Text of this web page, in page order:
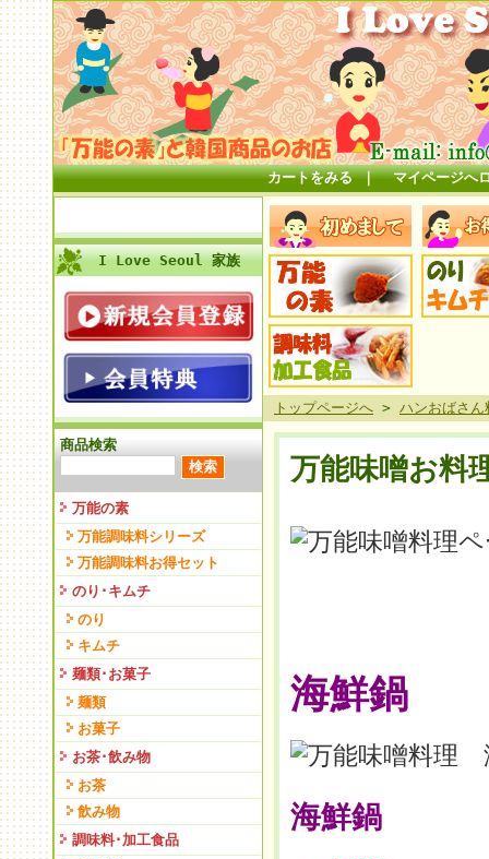
カートをみる｜ マイページへ
I Love Seoul 家族
商品検索
万能の素
万能調味料シリーズ
万能調味料お得セット
のり･キムチ
のり
キムチ
麺類･お菓子
麺類
お菓子
お茶･飲み物
お茶
飲み物
調味料･加工食品
トップページへ > ハンおばさん
万能味噌お料
海鮮鍋
海鮮鍋